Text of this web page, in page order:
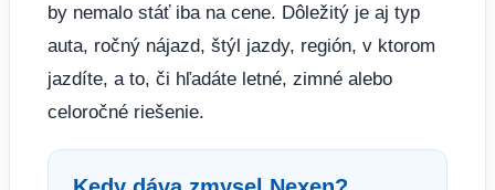
by nemalo stáť iba na cene. Dôležitý je aj typ
auta, ročný nájazd, štýl jazdy, región, v ktorom
jazdíte, a to, či hľadáte letné, zimné alebo
celoročné riešenie.